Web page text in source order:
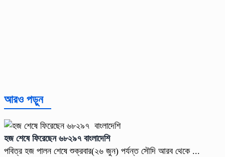
আরও পড়ুন
হজ শেষে ফিরেছেন ৬৮২৯৭ বাংলাদেশি
পবিত্র হজ পালন শেষে শুক্রবার(২৬ জুন) পর্যন্ত সৌদি আরব থেকে ...